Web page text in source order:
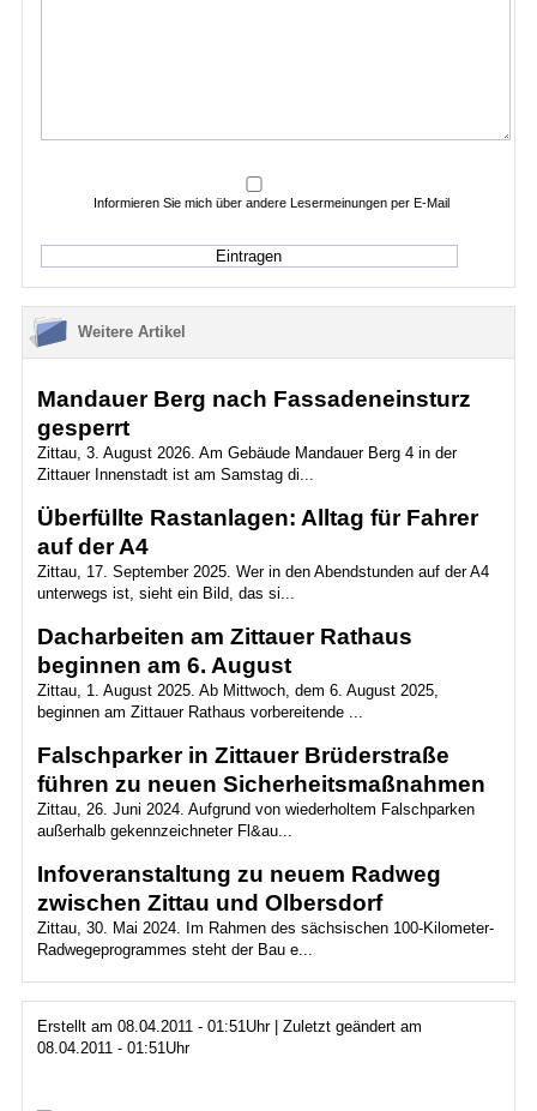
Informieren Sie mich über andere Lesermeinungen per E-Mail
Weitere Artikel
Mandauer Berg nach Fassadeneinsturz
gesperrt
Zittau, 3. August 2026. Am Gebäude Mandauer Berg 4 in der
Zittauer Innenstadt ist am Samstag di...
Überfüllte Rastanlagen: Alltag für Fahrer
auf der A4
Zittau, 17. September 2025. Wer in den Abendstunden auf der A4
unterwegs ist, sieht ein Bild, das si...
Dacharbeiten am Zittauer Rathaus
beginnen am 6. August
Zittau, 1. August 2025. Ab Mittwoch, dem 6. August 2025,
beginnen am Zittauer Rathaus vorbereitende ...
Falschparker in Zittauer Brüderstraße
führen zu neuen Sicherheitsmaßnahmen
Zittau, 26. Juni 2024. Aufgrund von wiederholtem Falschparken
außerhalb gekennzeichneter Fl&au...
Infoveranstaltung zu neuem Radweg
zwischen Zittau und Olbersdorf
Zittau, 30. Mai 2024. Im Rahmen des sächsischen 100-Kilometer-
Radwegeprogrammes steht der Bau e...
Erstellt am 08.04.2011 - 01:51Uhr | Zuletzt geändert am
08.04.2011 - 01:51Uhr